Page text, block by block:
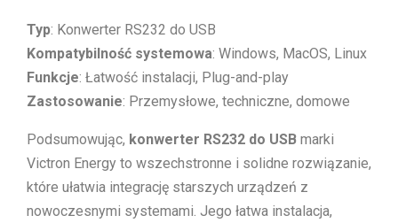
Typ: Konwerter RS232 do USB
Kompatybilność systemowa: Windows, MacOS, Linux
Funkcje: Łatwość instalacji, Plug-and-play
Zastosowanie: Przemysłowe, techniczne, domowe
Podsumowując, konwerter RS232 do USB marki
Victron Energy to wszechstronne i solidne rozwiązanie,
które ułatwia integrację starszych urządzeń z
nowoczesnymi systemami. Jego łatwa instalacja,